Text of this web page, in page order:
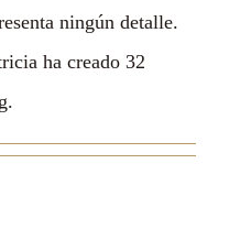
ningún detalle.
ha creado 32